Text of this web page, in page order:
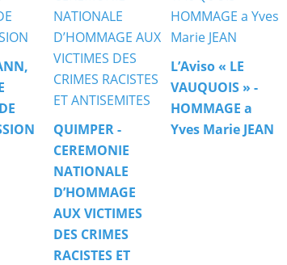
QUIMPER -
CEREMONIE
NATIONALE
D’HOMMAGE
AUX VICTIMES
DES CRIMES
RACISTES ET
L’Aviso « LE
VAUQUOIS » -
HOMMAGE a
Yves Marie JEAN